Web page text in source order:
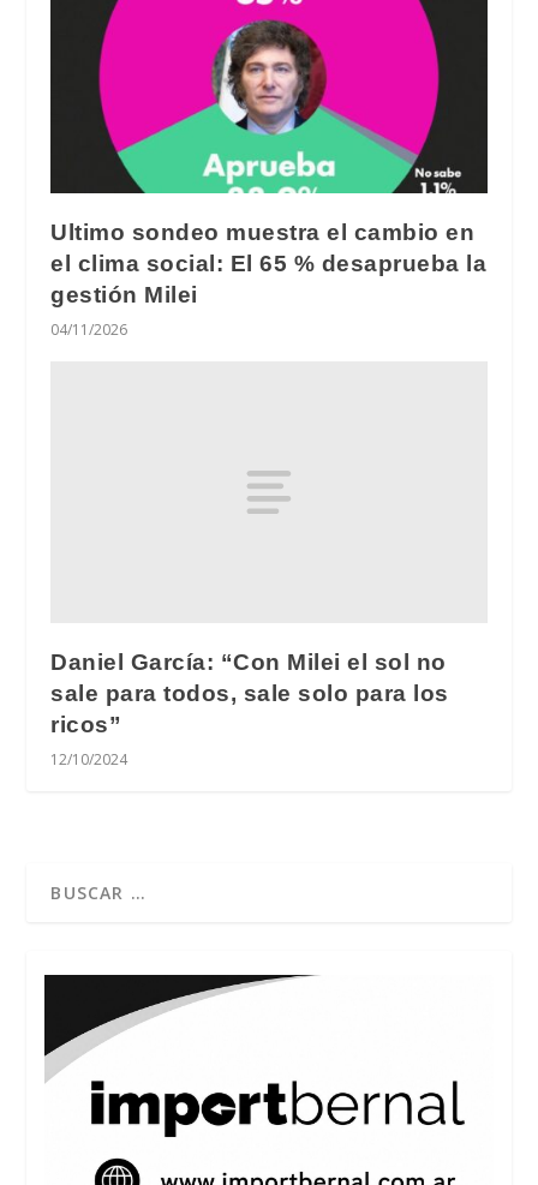
Ultimo sondeo muestra el cambio en
el clima social: El 65 % desaprueba la
gestión Milei
04/11/2026
Daniel García: “Con Milei el sol no
sale para todos, sale solo para los
ricos”
12/10/2024